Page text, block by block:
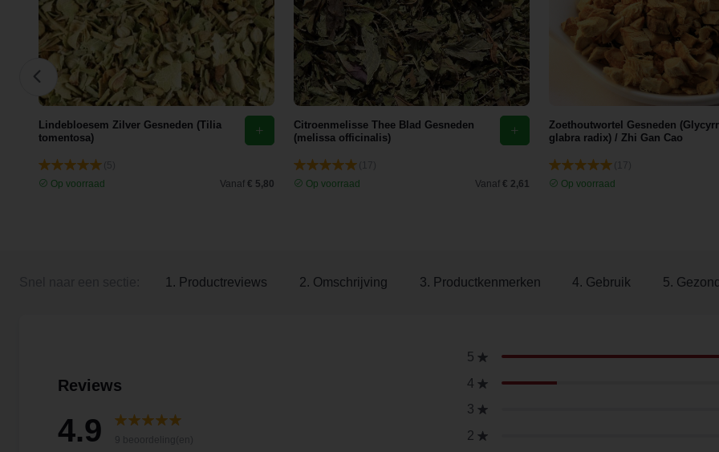
Lindebloesem Zilver Gesneden (Tilia
tomentosa)
Op voorraad
Vanaf € 5,80
Citroenmelisse Thee Blad Gesneden
(melissa officinalis)
Op voorraad
Vanaf € 2,61
Zoethoutwortel Gesneden
glabra radix) / Zhi Gan Cao
Op voorraad
1. Productreviews 2. Omschrijving 3. Productkenmerken 4. Gebruik 5.
Reviews
4.9
5
4
3
2